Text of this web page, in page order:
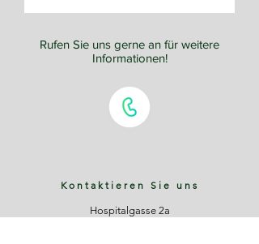
Rufen Sie uns gerne an für weitere
Informationen!
Kontaktieren Sie uns
Hospitalgasse 2a